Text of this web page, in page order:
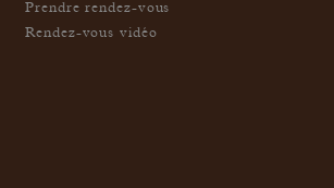
Prendre rendez-vous
Rendez-vous vidéo